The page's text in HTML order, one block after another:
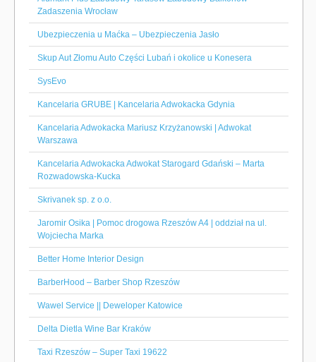
Zadaszenia Wrocław
Ubezpieczenia u Maćka – Ubezpieczenia Jasło
Skup Aut Złomu Auto Części Lubań i okolice u Konesera
SysEvo
Kancelaria GRUBE | Kancelaria Adwokacka Gdynia
Kancelaria Adwokacka Mariusz Krzyżanowski | Adwokat
Warszawa
Kancelaria Adwokacka Adwokat Starogard Gdański – Marta
Rozwadowska-Kucka
Skrivanek sp. z o.o.
Jaromir Osika | Pomoc drogowa Rzeszów A4 | oddział na ul.
Wojciecha Marka
Better Home Interior Design
BarberHood – Barber Shop Rzeszów
Wawel Service || Deweloper Katowice
Delta Dietla Wine Bar Kraków
Taxi Rzeszów – Super Taxi 19622